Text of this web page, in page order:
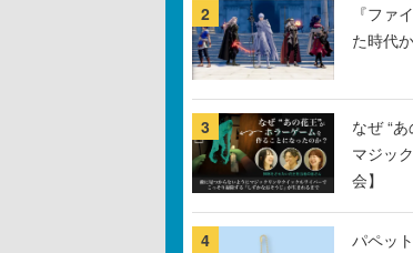
2
『ファ
た時代
3
なぜ “
マジッ
会】
4
パペッ